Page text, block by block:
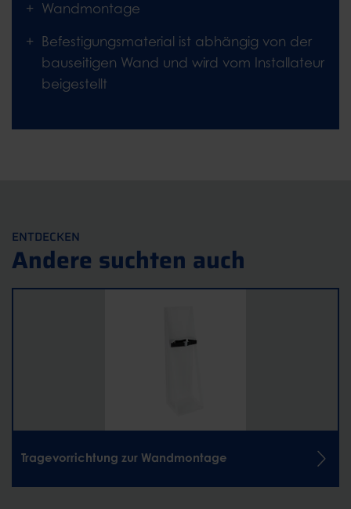
Wandmontage
Befestigungsmaterial ist abhängig von der
bauseitigen Wand und wird vom Installateur
beigestellt
ENTDECKEN
Andere suchten auch
Tragevorrichtung zur Wandmontage